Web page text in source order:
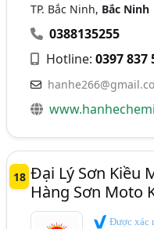
TP. Bắc Ninh, Bắc Ninh
0388135255
Hotline:0397 837
18 Đại Lý Sơn Kiều
Hàng Sơn Moto
Được xác